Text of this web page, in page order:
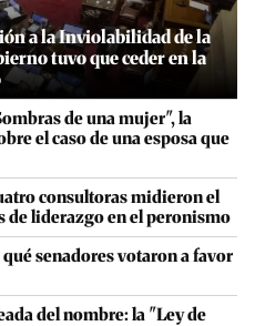
a la Inviolabilidad de la
tuvo que ceder en la
de una mujer", la
el caso de una esposa que
consultoras midieron el
de liderazgo en el peronismo
senadores votaron a favor
del nombre: la "Ley de